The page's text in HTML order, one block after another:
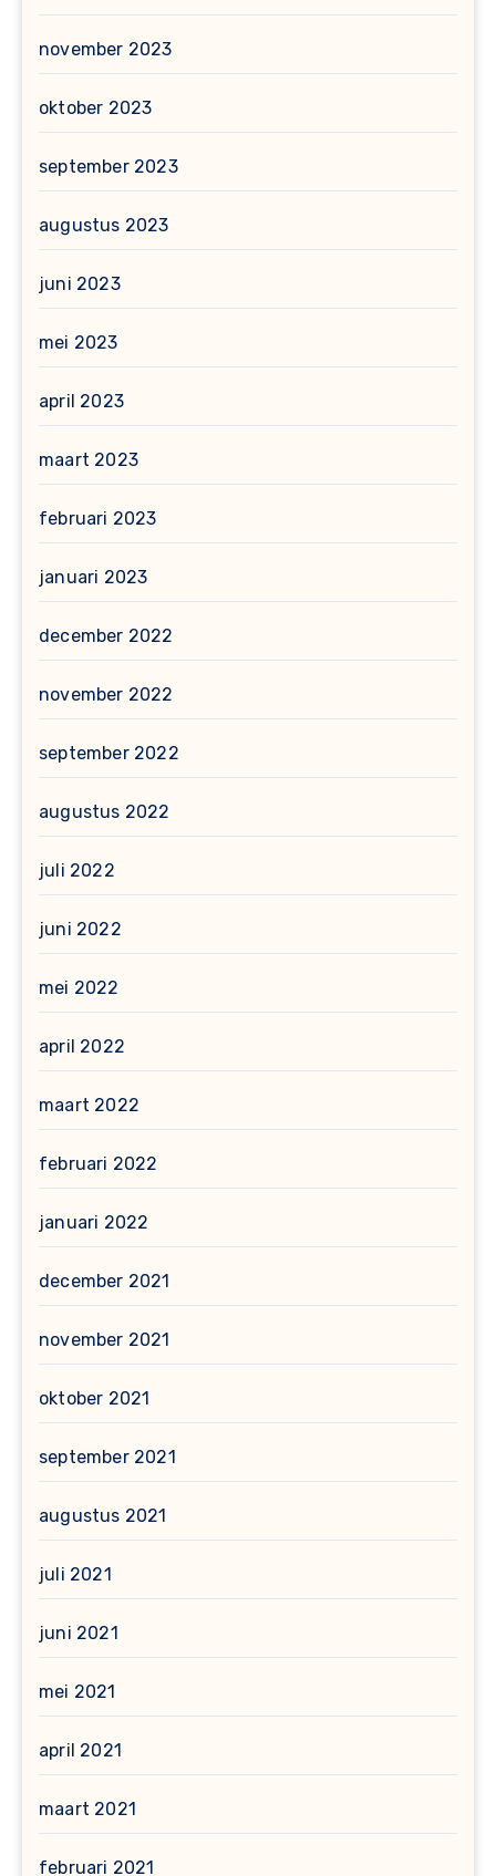
november 2023
oktober 2023
september 2023
augustus 2023
juni 2023
mei 2023
april 2023
maart 2023
februari 2023
januari 2023
december 2022
november 2022
september 2022
augustus 2022
juli 2022
juni 2022
mei 2022
april 2022
maart 2022
februari 2022
januari 2022
december 2021
november 2021
oktober 2021
september 2021
augustus 2021
juli 2021
juni 2021
mei 2021
april 2021
maart 2021
februari 2021